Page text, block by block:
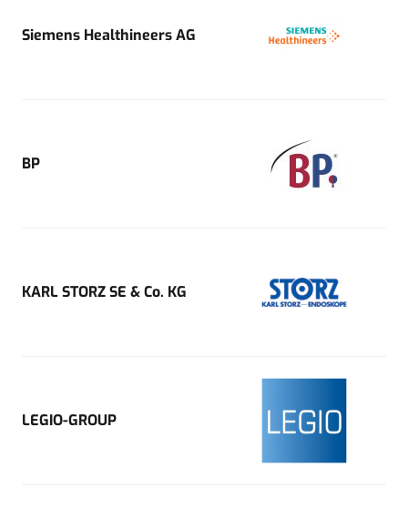
Siemens Healthineers AG
BP
KARL STORZ SE & Co. KG
LEGIO-GROUP